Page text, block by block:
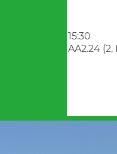
15:30
AA2.24